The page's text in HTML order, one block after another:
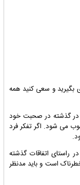
بگیرید و سعی کنید همه
گذشته در صحبت خود
می شود. اگر تفکر فرد
راستای اتفاقات گذشته
است و باید مدنظر